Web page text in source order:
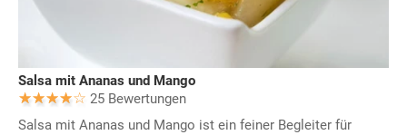
Salsa mit Ananas und Mango
25 Bewertungen
Salsa mit Ananas und Mango ist ein feiner Begleiter für